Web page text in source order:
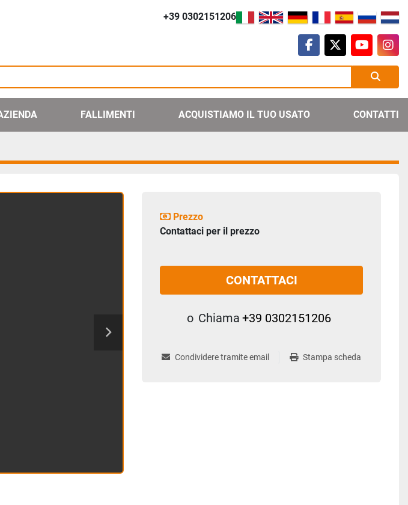
+39 0302151206
facebook
twitteryoutube
AZIENDA FALLIMENTI ACQUISTIAMO IL TUO USATO CONTATTI
Prezzo
Contattaci per il prezzo
CONTATTACI
o Chiama +39 0302151206
Condividere tramite email Stampa scheda